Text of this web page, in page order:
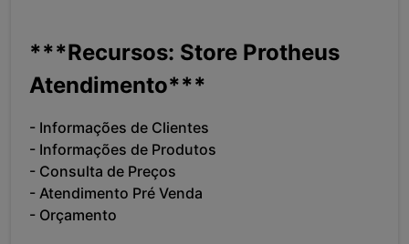
***Recursos: Store Protheus
Atendimento***
- Informações de Clientes
- Informações de Produtos
- Consulta de Preços
- Atendimento Pré Venda
- Orçamento